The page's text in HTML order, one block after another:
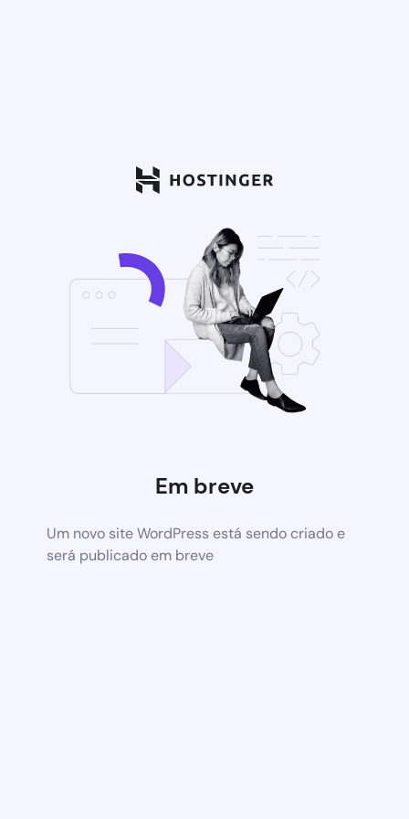
Em breve
Um novo site WordPress está sendo criado e
será publicado em breve